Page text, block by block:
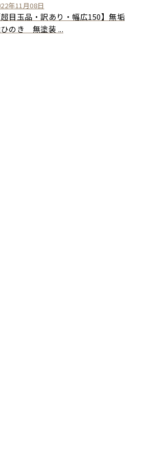
年11月08日
超目玉品・訳あり・幅広150】無垢
のき 無塗装 ...